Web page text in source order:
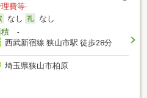
費等-
なし
なし
-
西武新宿線 狭山市駅 徒歩28分
埼玉県狭山市柏原